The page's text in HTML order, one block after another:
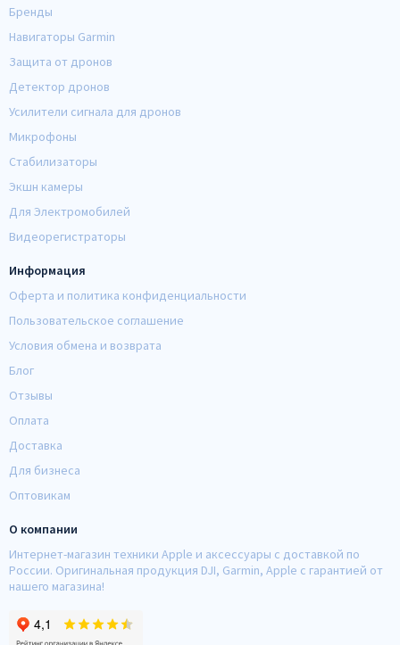
Бренды
Навигаторы Garmin
Защита от дронов
Детектор дронов
Усилители сигнала для дронов
Микрофоны
Стабилизаторы
Экшн камеры
Для Электромобилей
Видеорегистраторы
Информация
Оферта и политика конфиденциальности
Пользовательское соглашение
Условия обмена и возврата
Блог
Отзывы
Оплата
Доставка
Для бизнеса
Оптовикам
О компании
Интернет-магазин техники Apple и аксессуары с доставкой по
России. Оригинальная продукция DJI, Garmin, Apple с гарантией от
нашего магазина!